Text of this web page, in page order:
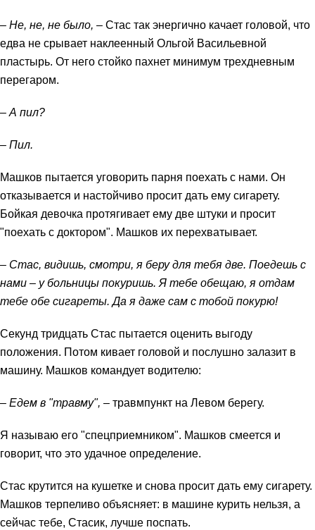
– Не, не, не было, – Стас так энергично качает головой, что
едва не срывает наклеенный Ольгой Васильевной
пластырь. От него стойко пахнет минимум трехдневным
перегаром.
– А пил?
– Пил.
Машков пытается уговорить парня поехать с нами. Он
отказывается и настойчиво просит дать ему сигарету.
Бойкая девочка протягивает ему две штуки и просит
"поехать с доктором". Машков их перехватывает.
– Стас, видишь, смотри, я беру для тебя две. Поедешь с
нами – у больницы покуришь. Я тебе обещаю, я отдам
тебе обе сигареты. Да я даже сам с тобой покурю!
Секунд тридцать Стас пытается оценить выгоду
положения. Потом кивает головой и послушно залазит в
машину. Машков командует водителю:
– Едем в "травму", – травмпункт на Левом берегу.
Я называю его "спецприемником". Машков смеется и
говорит, что это удачное определение.
Стас крутится на кушетке и снова просит дать ему сигарету.
Машков терпеливо объясняет: в машине курить нельзя, а
сейчас тебе, Стасик, лучше поспать.